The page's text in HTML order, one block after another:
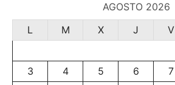
E
AGOSTO 2026
L
M X J V
3
4 5 6 7